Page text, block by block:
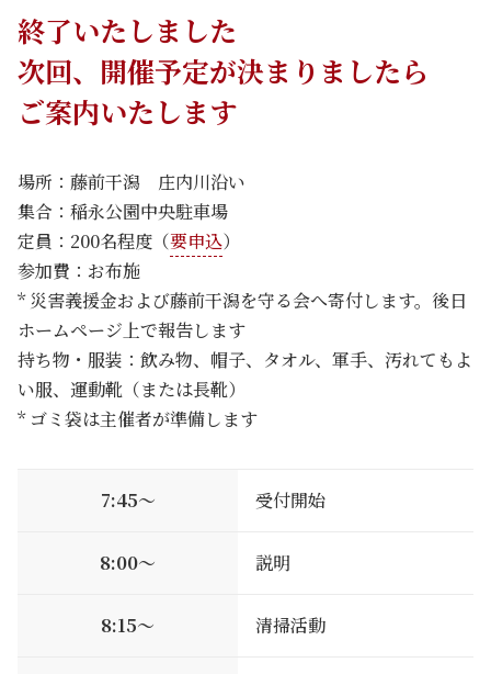
終了いたしました
次回、開催予定が決まりましたら
ご案内いたします
場所：藤前干潟 庄内川沿い
集合：稲永公園中央駐車場
定員：200名程度（要申込）
参加費：お布施
* 災害義援金および藤前干潟を守る会へ寄付します。後日
ホームページ上で報告します
持ち物・服装：飲み物、帽子、タオル、軍手、汚れてもよ
い服、運動靴（または長靴）
* ゴミ袋は主催者が準備します
7:45〜 受付開始
8:00〜 説明
8:15〜 清掃活動